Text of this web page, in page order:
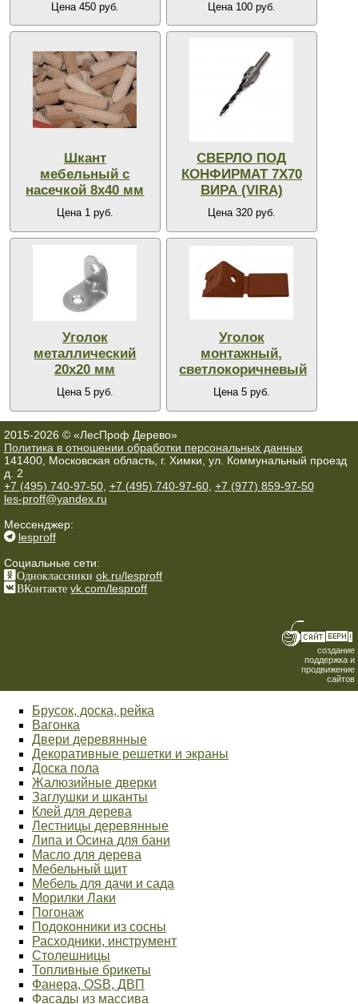
Цена 450 руб. Цена 100 руб.
Шкант
мебельный с
насечкой 8х40 мм
Цена 1 руб.
СВЕРЛО ПОД
КОНФИРМАТ 7Х70
ВИРА (VIRA)
Цена 320 руб.
Уголок
металлический
20х20 мм
Цена 5 руб.
Уголок
монтажный,
светлокоричневый
Цена 5 руб.
2015-2026 © «ЛесПроф Дерево»
Политика в отношении обработки персональных данных
141400, Московская область, г. Химки, ул. Коммунальный проезд
д. 2
+7 (495) 740-97-50, +7 (495) 740-97-60, +7 (977) 859-97-50
les-proff@yandex.ru
Мессенджер:
lesproff
Социальные сети:
Одноклассники ok.ru/lesproff
ВКонтакте vk.com/lesproff
создание
поддержка и
продвижение
сайтов
Брусок, доска, рейка
Вагонка
Двери деревянные
Декоративные решетки и экраны
Доска пола
Жалюзийные дверки
Заглушки и шканты
Клей для дерева
Лестницы деревянные
Липа и Осина для бани
Масло для дерева
Мебельный щит
Мебель для дачи и сада
Морилки Лаки
Погонаж
Подоконники из сосны
Расходники, инструмент
Столешницы
Топливные брикеты
Фанера, OSB, ДВП
Фасады из массива